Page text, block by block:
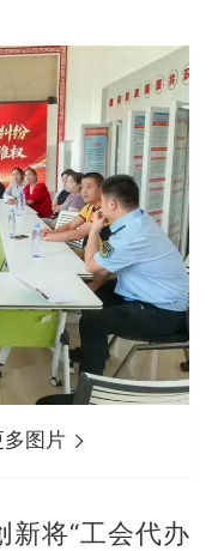
图片
新将“工会代办